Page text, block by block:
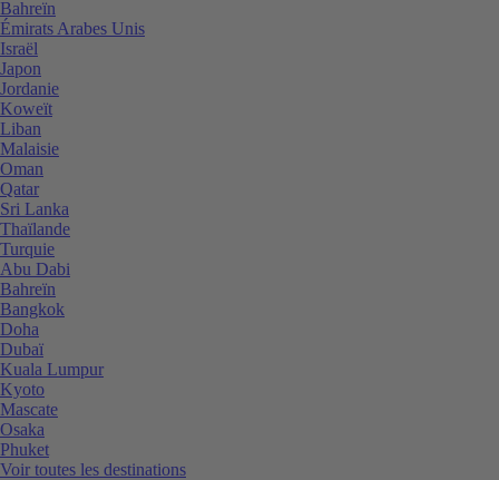
Bahreïn
Émirats Arabes Unis
Israël
Japon
Jordanie
Koweït
Liban
Malaisie
Oman
Qatar
Sri Lanka
Thaïlande
Turquie
Abu Dabi
Bahreïn
Bangkok
Doha
Dubaï
Kuala Lumpur
Kyoto
Mascate
Osaka
Phuket
Voir toutes les destinations